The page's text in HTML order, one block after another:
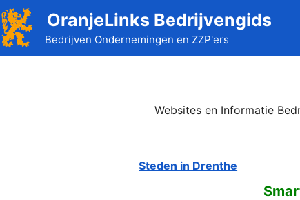
Ga
naar
de
inhoud
OranjeLinks Bedrijvengids
Bedrijven Ondernemingen en ZZP'ers
Websites en Informatie
Steden in Drenthe